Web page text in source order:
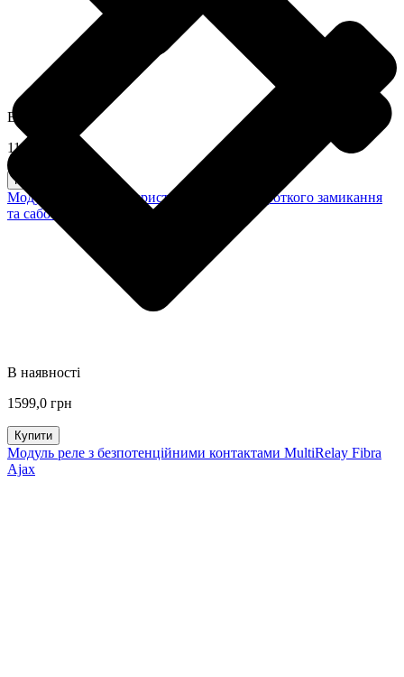
В наявності
1199,0 грн
Купити
Модуль для захисту пристроїв Fibra від короткого замикання
та саботажу LineProtect Fibra Ajax
В наявності
1599,0 грн
Купити
Модуль реле з безпотенційними контактами MultiRelay Fibra
Ajax